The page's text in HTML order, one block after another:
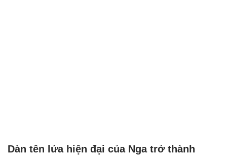
Dàn tên lửa hiện đại của Nga trở thành